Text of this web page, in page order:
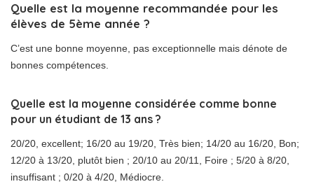
Quelle est la moyenne recommandée pour les
élèves de 5ème année ?
C’est une bonne moyenne, pas exceptionnelle mais dénote de
bonnes compétences.
Quelle est la moyenne considérée comme bonne
pour un étudiant de 13 ans ?
20/20, excellent; 16/20 au 19/20, Très bien; 14/20 au 16/20, Bon;
12/20 à 13/20, plutôt bien ; 20/10 au 20/11, Foire ; 5/20 à 8/20,
insuffisant ; 0/20 à 4/20, Médiocre.